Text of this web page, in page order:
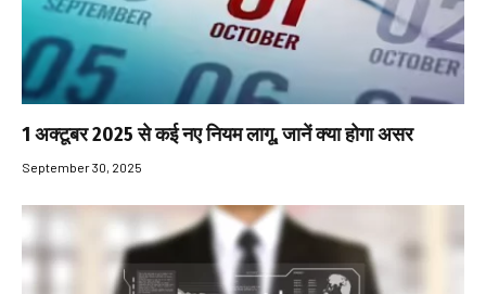
1 अक्टूबर 2025 से कई नए नियम लागू, जानें क्या होगा असर
September 30, 2025